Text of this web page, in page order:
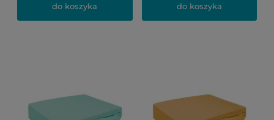
do koszyka do koszyka